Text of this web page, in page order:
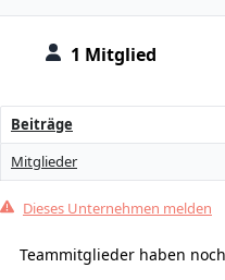
1 Mitglied
Beiträge
Mitglieder
Dieses Unternehmen melden
Teammitglieder haben